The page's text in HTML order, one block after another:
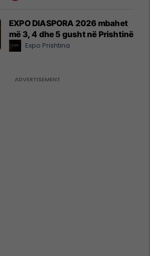
EXPO DIASPORA 2026 mbahet
më 3, 4 dhe 5 gusht në Prishtinë
Expo Prishtina